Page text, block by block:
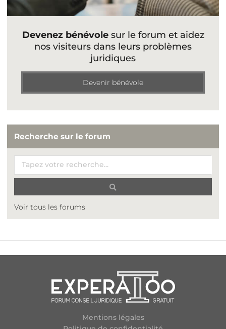
Devenez bénévolesur le forum et aidez
nos visiteurs dans leurs problèmes
juridiques
Devenir bénévole
Recherche sur le forum
Voir tous les forums
Mentions légales